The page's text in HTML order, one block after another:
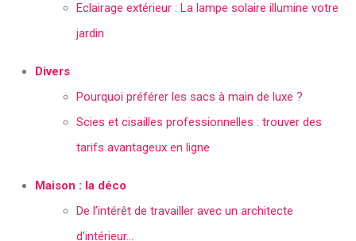
Eclairage extérieur : La lampe solaire illumine votre
jardin
Divers
Pourquoi préférer les sacs à main de luxe ?
Scies et cisailles professionnelles : trouver des
tarifs avantageux en ligne
Maison : la déco
De l’intérêt de travailler avec un architecte
d’intérieur…